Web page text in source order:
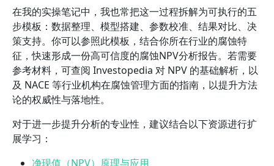
在我的实操笔记中，我也常把这一过程拆解为可执行的五
步模板：数据整理、模型搭建、参数校准、结果对比、决
策支持。你可以参照此模板，结合你所在行业的腐蚀特
征，快速形成一份高可信度的腐蚀NPV分析报告。若需要
参考材料，可查阅 Investopedia 对 NPV 的基础解析，以
及 NACE 等行业机构在腐蚀管理方面的指南，以提升方法
论的权威性与落地性。
对于进一步提升分析的专业性，建议结合以下资源进行扩
展学习：
净现值（NPV）原理与应用